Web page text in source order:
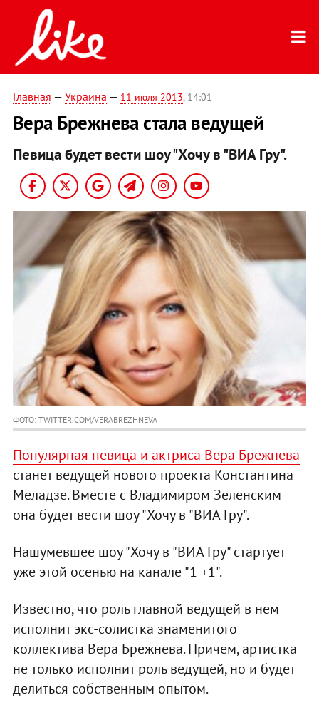
Главная — Украина — 11 июля 2013, 14:01
Вера Брежнева стала ведущей
Певица будет вести шоу "Хочу в "ВИА Гру".
ФОТО: TWITTER.COM/VERABREZHNEVA
Популярная певица и актриса Вера Брежнева
станет ведущей нового проекта Константина
Меладзе. Вместе с Владимиром Зеленским
она будет вести шоу "Хочу в "ВИА Гру".
Нашумевшее шоу "Хочу в "ВИА Гру" стартует
уже этой осенью на канале "1 +1".
Известно, что роль главной ведущей в нем
исполнит экс-солистка знаменитого
коллектива Вера Брежнева. Причем, артистка
не только исполнит роль ведущей, но и будет
делиться собственным опытом.